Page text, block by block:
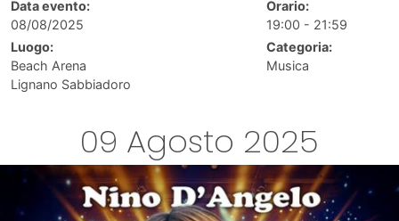
Data evento:
08/08/2025
Orario:
19:00 - 21:59
Luogo:
Beach Arena
Lignano Sabbiadoro
Categoria:
Musica
09 Agosto 2025